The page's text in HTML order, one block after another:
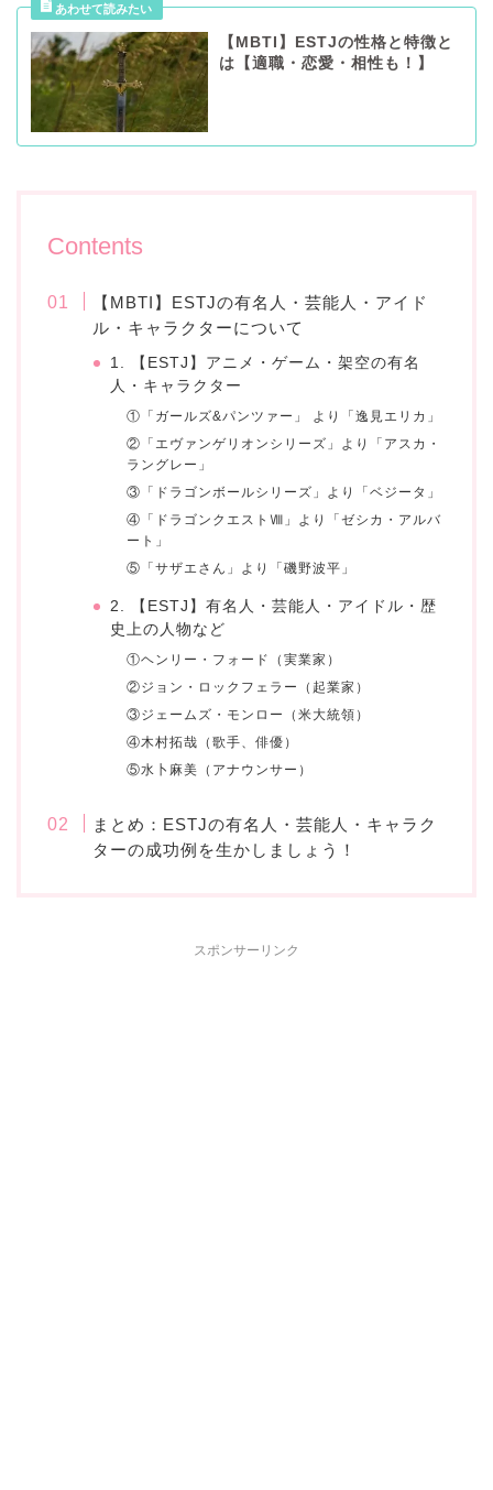
【MBTI】ESTJの性格と特徴と
は【適職・恋愛・相性も！】
Contents
【MBTI】ESTJの有名人・芸能人・アイド
ル・キャラクターについて
1. 【ESTJ】アニメ・ゲーム・架空の有名
人・キャラクター
①「ガールズ&パンツァー」 より「逸見エリカ」
②「エヴァンゲリオンシリーズ」より「アスカ・
ラングレー」
③「ドラゴンボールシリーズ」より「ベジータ」
④「ドラゴンクエストⅧ」より「ゼシカ・アルバ
ート」
⑤「サザエさん」より「磯野波平」
2. 【ESTJ】有名人・芸能人・アイドル・歴
史上の人物など
①ヘンリー・フォード（実業家）
②ジョン・ロックフェラー（起業家）
③ジェームズ・モンロー（米大統領）
④木村拓哉（歌手、俳優）
⑤水卜麻美（アナウンサー）
まとめ：ESTJの有名人・芸能人・キャラク
ターの成功例を生かしましょう！
スポンサーリンク